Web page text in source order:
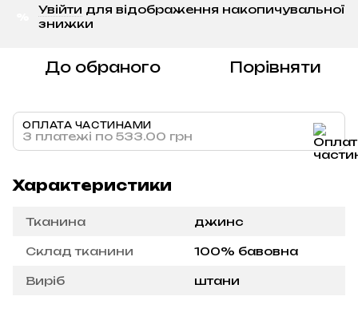
Увійти для відображення накопичувальної
знижки
До обраного Порівняти
ОПЛАТА ЧАСТИНАМИ
3 платежі по 533.00 грн
Характеристики
Тканина джинс
Склад тканини 100% бавовна
Виріб штани